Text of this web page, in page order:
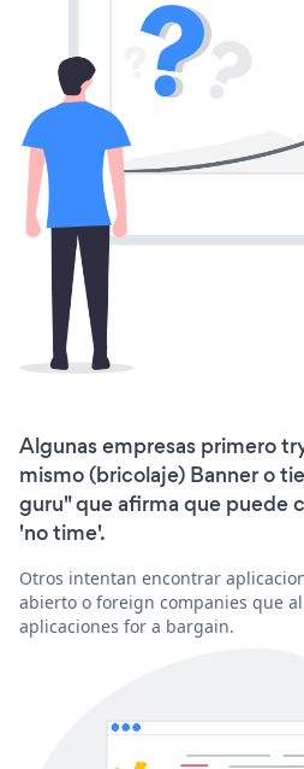
Algunas empresas primero
mismo (bricolaje) Banner o
guru" que afirma que puede
'no time'.
Otros intentan encontrar
abierto o foreign companies que
aplicaciones for a bargain.